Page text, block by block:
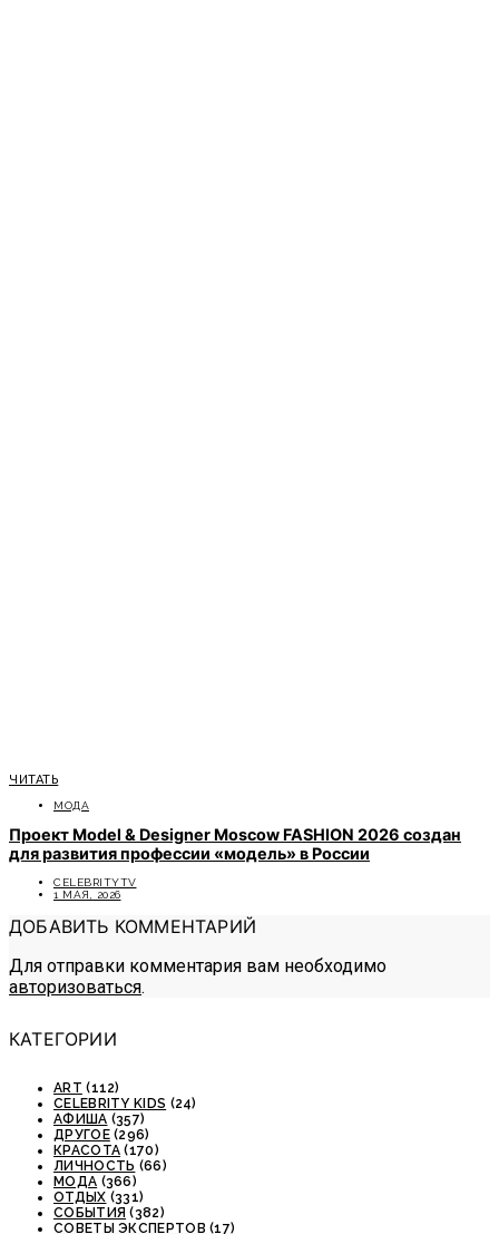
ЧИТАТЬ
МОДА
Проект Model & Designer Moscow FASHION 2026 создан
для развития профессии «модель» в России
CELEBRITYTV
1 МАЯ, 2026
ДОБАВИТЬ КОММЕНТАРИЙ
Для отправки комментария вам необходимо
авторизоваться.
КАТЕГОРИИ
ART (112)
CELEBRITY KIDS (24)
АФИША (357)
ДРУГОЕ(296)
КРАСОТА (170)
ЛИЧНОСТЬ (66)
МОДА (366)
ОТДЫХ (331)
СОБЫТИЯ (382)
СОВЕТЫ ЭКСПЕРТОВ (17)